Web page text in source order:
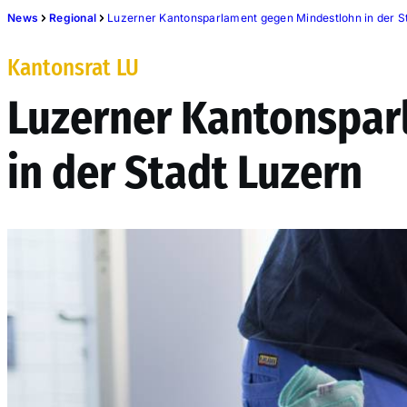
News Regional Luzerner Kantonsparlament gegen Mindestlohn in der
Kantonsrat LU
Luzerner
in der Stadt Luzern